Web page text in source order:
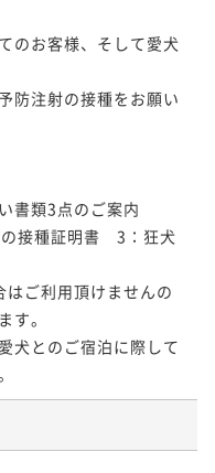
のお客様、そして愛犬
防注射の接種をお願い
書類3点のご案内
接種証明書　3：狂犬
ご利用頂けませんの
す。
犬とのご宿泊に際して